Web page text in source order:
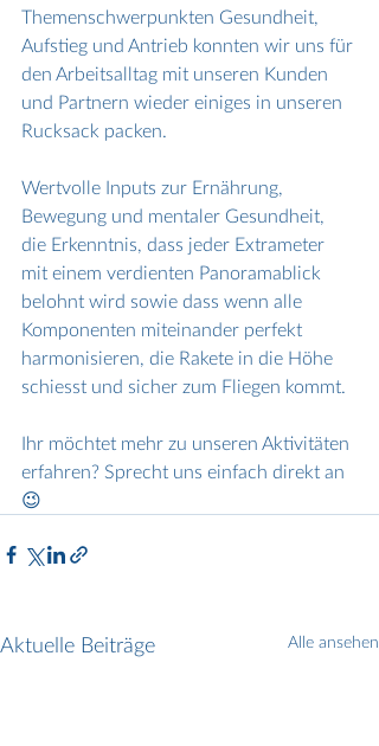
Themenschwerpunkten Gesundheit,
Aufstieg und Antrieb konnten wir uns für
den Arbeitsalltag mit unseren Kunden
und Partnern wieder einiges in unseren
Rucksack packen.
Wertvolle Inputs zur Ernährung,
Bewegung und mentaler Gesundheit,
die Erkenntnis, dass jeder Extrameter
mit einem verdienten Panoramablick
belohnt wird sowie dass wenn alle
Komponenten miteinander perfekt
harmonisieren, die Rakete in die Höhe
schiesst und sicher zum Fliegen kommt.
Ihr möchtet mehr zu unseren Aktivitäten
erfahren? Sprecht uns einfach direkt an
😉
Aktuelle Beiträge Alle ansehen